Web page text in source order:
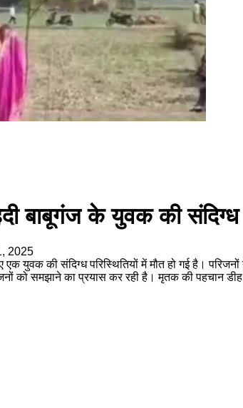
बाबूगंज के युवक की संदिग्ध
2025
एक युवक की संदिग्ध परिस्थितियों में मौत हो गई है।
को समझाने का प्रयास कर रही है। मृतक की पहचान डीह